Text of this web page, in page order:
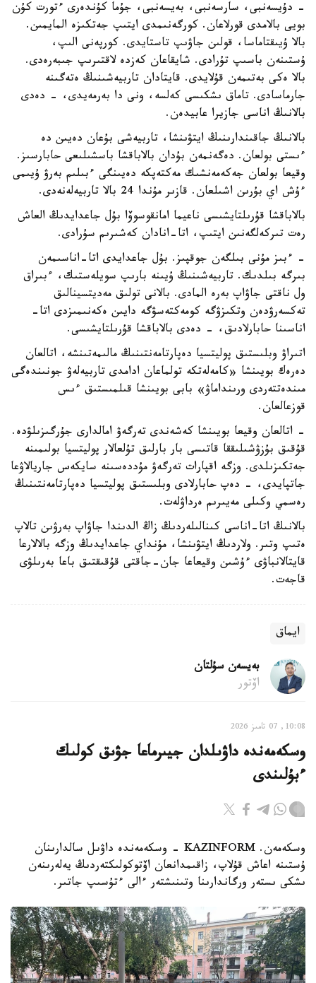
- دۇيسەنبى، سارسەنبى، بەيسەنبى، جۇما كۇندەرى ءتورت كۇن
بويى بالامدى قورلاعان. كورگەنىمدى ايتىپ جەتكىزە المايمىن.
بالا ۇيىقتاماسا، قولىن جاۋىپ تاستايدى. كورپەنى الىپ،
ۇستىنەن باسىپ تۇرادى. شايقاعان كەزدە لاقتىرىپ جىبەرەدى.
بالا ەكى بەتىمەن قۇلايدى. قايتادان تاربيەشىنىڭ ەتەگىنە
جارماسادى. تاماق ىشكىسى كەلسە، ونى دا بەرمەيدى، - دەدى
بالانىڭ اناسى جازيرا عابيدەن.
بالانىڭ جاقىندارىنىڭ ايتۋىنشا، تاربيەشى بۇعان دەيىن دە
ءىستى بولعان. دەگەنمەن بۇدان بالاباقشا باسشىلىعى حابارسىز.
وقيعا بولعان جەكەمەنشىك مەكتەپكە دەيىنگى ءبىلىم بەرۋ ۇيىمى
ءۇش اي بۇرىن اشىلعان. قازىر مۇندا 24 بالا تاربيەلەنەدى.
بالاباقشا قۇرىلتايشىسى ناعيما امانقوسوۆا بۇل جاعدايدىڭ العاش
رەت تىركەلگەنىن ايتىپ، اتا-انادان كەشىرىم سۇرادى.
- ءبىز مۇنى بىلگەن جوقپىز. بۇل جاعدايدى اتا-اناسىمەن
بىرگە بىلدىك. تاربيەشىنىڭ ۇيىنە بارىپ سويلەستىك، ءبىراق
ول ناقتى جاۋاپ بەرە المادى. بالانى تولىق مەديتسينالىق
تەكسەرۋدەن وتكىزۋگە كومەكتەسۋگە دايىن ەكەنىمىزدى اتا-
اناسىنا حابارلادىق، - دەدى بالاباقشا قۇرىلتايشىسى.
اتىراۋ وبلىستىق پوليتسيا دەپارتامەنتىنىڭ مالىمەتىنشە، اتالعان
دەرەك بويىنشا «كامەلەتكە تولماعان ادامدى تاربيەلەۋ جونىندەگى
مىندەتتەردى ورىنداماۋ» بابى بويىنشا قىلمىستىق ءىس
قوزعالعان.
- اتالعان وقيعا بويىنشا كەشەندى تەرگەۋ امالدارى جۇرگىزىلۋدە.
قۇقىق بۇزۋشىلىققا قاتىسى بار بارلىق تۇلعالار پوليتسيا بولىمىنە
جەتكىزىلدى. وزگە اقپارات تەرگەۋ مۇددەسىنە سايكەس جاريالاۋعا
جاتپايدى، - دەپ حابارلادى وبلىستىق پوليتسيا دەپارتامەنتىنىڭ
رەسمي وكىلى مەيىرىم ەرداۋلەت.
بالانىڭ اتا-اناسى كىنالىلەردىڭ زاڭ الدىندا جاۋاپ بەرۋىن تالاپ
ەتىپ وتىر. ولاردىڭ ايتۋىنشا، مۇنداي جاعدايدىڭ وزگە بالالارعا
قايتالانباۋى ءۇشىن وقيعاعا جان-جاقتى قۇقىقتىق باعا بەرىلۋى
قاجەت.
ايماق
بەيسەن سۇلتان
اۆتور
10:08, 07 تامىز 2026
وسكەمەندە داۋىلدان جيىرماعا جۋىق كولىك
ءبۇلىندى
وسكەمەن. KAZINFORM - وسكەمەندە داۋىل سالدارىنان
ۇستىنە اعاش قۇلاپ، زاقىمدانعان اۆتوكولىكتەردىڭ يەلەرىنەن
ىشكى ىستەر ورگاندارىنا وتىنىشتەر ءالى ءتۇسىپ جاتىر.